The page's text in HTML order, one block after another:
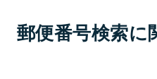
郵便番号検索に